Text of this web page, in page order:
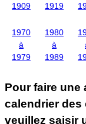
1909
1919
1970
à
1979
1980
à
1989
Pour faire une
calendrier des
veuillez saisir